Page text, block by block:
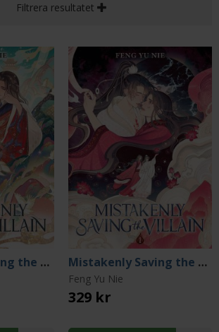
Filtrera resultatet
Mistakenly Saving the Villain Vol 3 Mistakenly Saving the Villain Vol 1 (Special Edition)
Feng Yu Nie
329 kr